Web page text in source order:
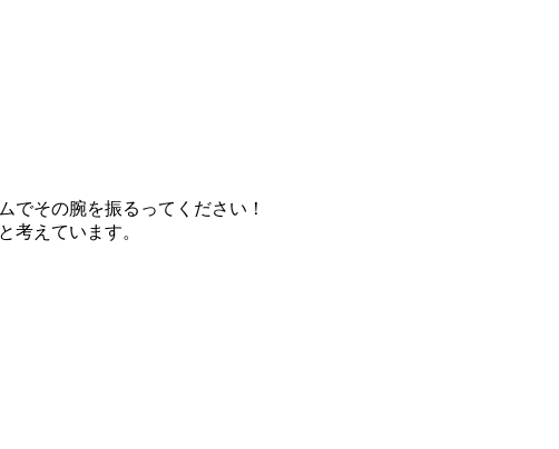
でその腕を振るってください！
考えています。